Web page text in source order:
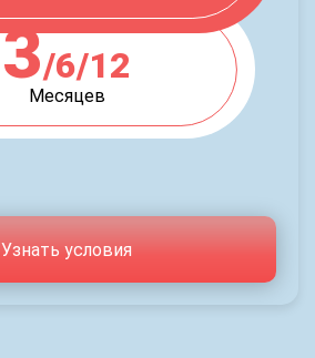
3/6/12
Месяцев
Узнать условия